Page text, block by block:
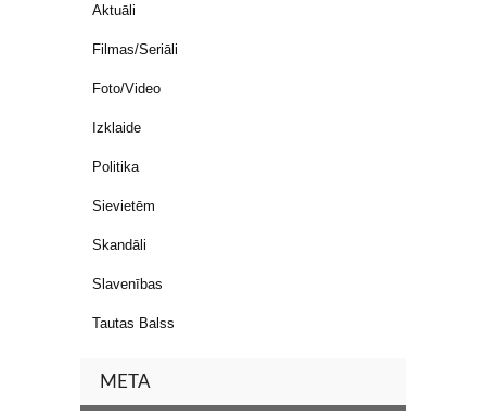
Aktuāli
Filmas/Seriāli
Foto/Video
Izklaide
Politika
Sievietēm
Skandāli
Slavenības
Tautas Balss
META